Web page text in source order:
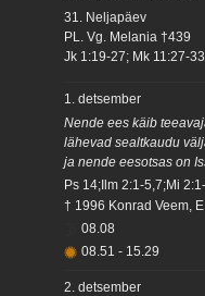
31. Neljapäev
PL. Vg. Melania †439
Jk 1:19-27; Mk 11:27-
1. detsember
Nende ees käib
lähevad sealtkaudu
ja nende eesotsas on
Ps 14;Ilm 2:1-5,7;Mi
† 1996 Konrad Veem,
08.08
08.51 - 15.29
2. detsember